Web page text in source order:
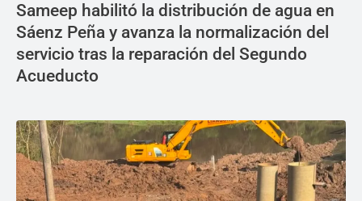
Sameep habilitó la distribución de agua en
Sáenz Peña y avanza la normalización del
servicio tras la reparación del Segundo
Acueducto